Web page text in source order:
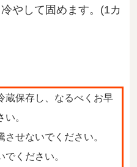
やして固めます。(1カ
蔵保存し、なるべくお早
。
せないでください。
ください。